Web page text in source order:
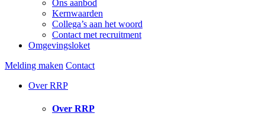
Ons aanbod
Kernwaarden
Collega’s aan het woord
Contact met recruitment
Omgevingsloket
Melding maken Contact
Over RRP
Over RRP